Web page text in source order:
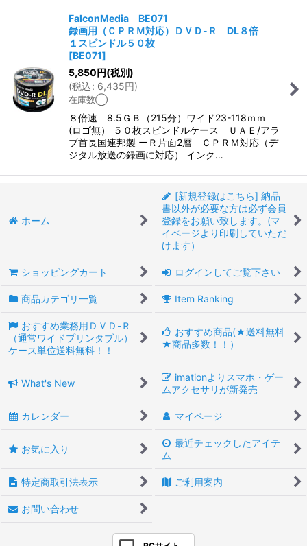
FalconMedia BE071
録画用（ＣＰＲＭ対応）ＤＶＤ-Ｒ DL８倍
１スピンドル５０枚
[BE071]
5,850円(税別)
(税込: 6,435円)
在庫数◯
８倍速 8.5ＧＢ（215分）ワイド23-118ｍｍ
(ロゴ無） ５０枚スピンドルケース ＵＡＥ/アラ
ブ首長国連邦製 ーＲ片面2層 ＣＰＲＭ対応（デ
ジタル放送の録画に対応） インク…
ホーム
[新規登録はこちら] 納品
書以外が必要な方は必ず会員
登録をお願い致します。(マ
イページより印刷していただ
けます）
ショッピングカート ログインしてご覧下さい
商品カテゴリ一覧 Item Ranking
おすすめ業務用ＤＶＤ-Ｒ
（通常ワイドプリンタブル）
ケース単位送料無料！！
おすすめ商品(★送料無料
★商品多数！！）
What's New
imationよりスマホ・ゲー
ムアクセサリが新発売
カレンダー マイページ
お気に入り
最近チェックしたアイテ
ム
特定商取引法表示 ご利用案内
お問い合わせ